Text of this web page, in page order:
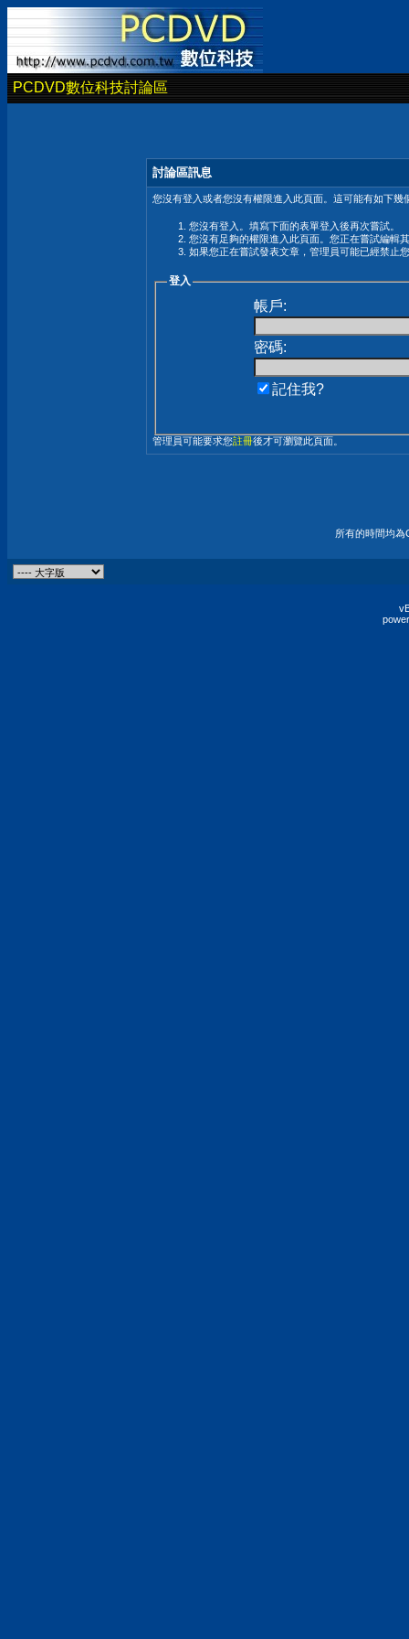
PCDVD數位科技討論區
討論區訊息
您沒有登入或者您沒有權限進入此頁面。這可能有如下幾
您沒有登入。填寫下面的表單登入後再次嘗試。
您沒有足夠的權限進入此頁面。您正在嘗試編輯
如果您正在嘗試發表文章，管理員可能已經禁止
登入
帳戶:
密碼:
記住我?
管理員可能要求您註冊後才可瀏覽此頁面。
所有的時間均為